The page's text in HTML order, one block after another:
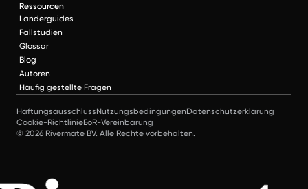
Ressourcen
Länderguides
Fallstudien
Glossar
Blog
Autoren
Häufig gestellte Fragen
HaftungsausschlussNutzungsbedingungenDatenschutzerklärung
Cookie-RichtlinieEoR-Vereinbarung
© 2026 Rivermate BV. Alle Rechte vorbehalten.